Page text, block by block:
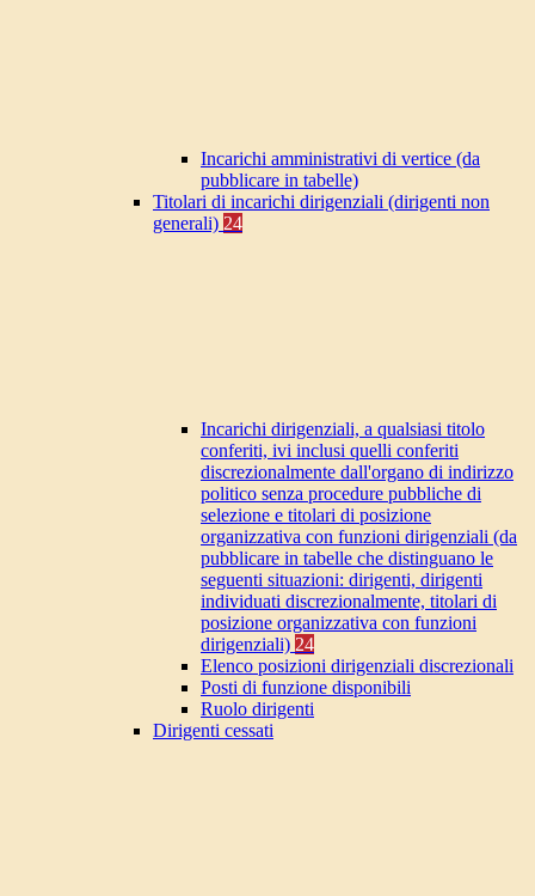
Incarichi amministrativi di vertice (da
pubblicare in tabelle)
Titolari di incarichi dirigenziali (dirigenti non
generali) 24
Incarichi dirigenziali, a qualsiasi titolo
conferiti, ivi inclusi quelli conferiti
discrezionalmente dall'organo di indirizzo
politico senza procedure pubbliche di
selezione e titolari di posizione
organizzativa con funzioni dirigenziali (da
pubblicare in tabelle che distinguano le
seguenti situazioni: dirigenti, dirigenti
individuati discrezionalmente, titolari di
posizione organizzativa con funzioni
dirigenziali) 24
Elenco posizioni dirigenziali discrezionali
Posti di funzione disponibili
Ruolo dirigenti
Dirigenti cessati